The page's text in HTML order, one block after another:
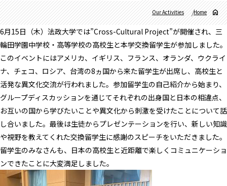
Home
Our Activities
6月15日（木）法政大学では”Cross-Cultural Project”が開催され、三
輪田学園中学校・高等学校の高校生と本学交換留学生が参加しました。
このイベントにはアメリカ、イギリス、フランス、オランダ、ウクライ
ナ、チェコ、ロシア、台湾の8ヵ国から来た留学生が出席し、高校生と
活発な異文化交流が行われました。参加留学生の自己紹介から始まり、
グループディスカッションを通じてそれぞれの出身国と日本の相違点、
お互いの国から学びたいことや異文化から刺激を受けたことについて話
し合いました。最後は生徒からプレゼンテーションを行い、新しい知識
や視野を教えてくれた交換留学生に感謝のスピーチをいただきました。
留学生のみなさんも、日本の高校生と近距離で楽しくコミュニケーショ
ンできたことに大変満足しました。